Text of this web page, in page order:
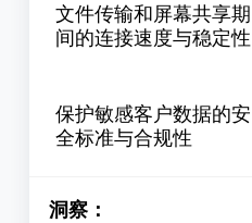
文件传输和屏幕共享期
间的连接速度与稳定性
保护敏感客户数据的安
全标准与合规性
洞察：